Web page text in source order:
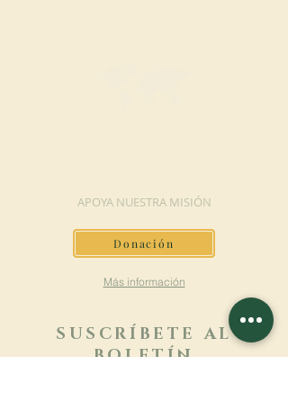
APOYA NUESTRA MISIÓN
Donación
Más información
SUSCRÍBETE AL
BOLETÍN